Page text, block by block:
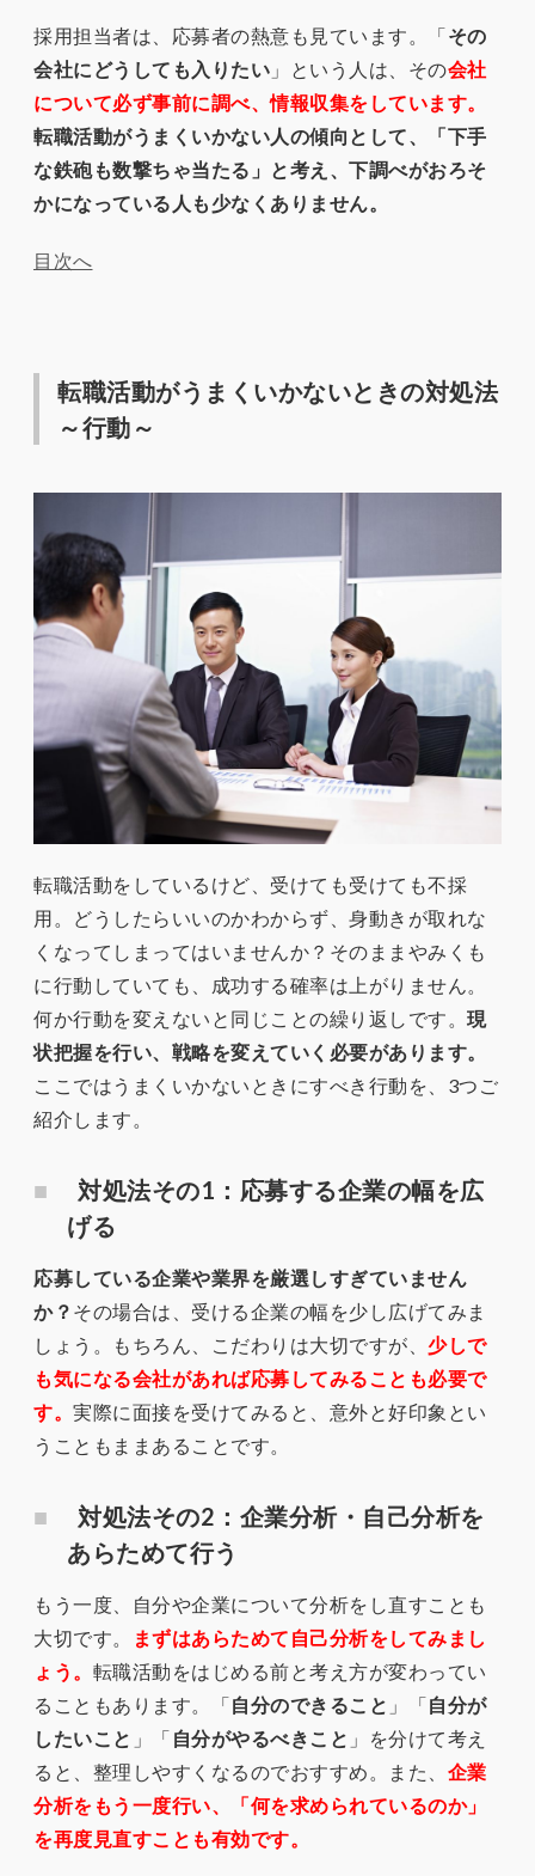
採用担当者は、応募者の熱意も見ています。「その
会社にどうしても入りたい 」という人は、その会社
について必ず事前に調べ、情報収集をしています。
転職活動がうまくいかない人の傾向として、「下手
な鉄砲も数撃ちゃ当たる」と考え、下調べがおろそ
かになっている人も少なくありません。
目次へ
転職活動がうまくいかないときの対処法
～行動～
転職活動をしているけど、受けても受けても不採
用。どうしたらいいのかわからず、身動きが取れな
くなってしまってはいませんか？そのままやみくも
に行動していても、成功する確率は上がりません。
何か行動を変えないと同じことの繰り返しです。 現
状把握を行い、戦略を変えていく必要があります。
ここではうまくいかないときにすべき行動を、3つご
紹介します。
対処法その1：応募する企業の幅を広
げる
応募している企業や業界を厳選しすぎていません
か？ その場合は、受ける企業の幅を少し広げてみま
しょう。もちろん、こだわりは大切ですが、 少しで
も気になる会社があれば応募してみることも必要で
す。 実際に面接を受けてみると、意外と好印象とい
うこともままあることです。
対処法その2：企業分析・自己分析を
あらためて行う
もう一度、自分や企業について分析をし直すことも
大切です。
まずはあらためて自己分析をしてみまし
ょう。 転職活動をはじめる前と考え方が変わってい
ることもあります。「自分のできること 」「自分が
したいこと 」「 自分がやるべきこと 」を分けて考え
ると、整理しやすくなるのでおすすめ。また、 企業
分析をもう一度行い、「何を求められているのか」
を再度見直すことも有効です。